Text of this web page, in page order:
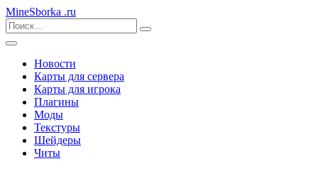
MineSborka .ru
Новости
Карты для сервера
Карты для игрока
Плагины
Моды
Текстуры
Шейдеры
Читы